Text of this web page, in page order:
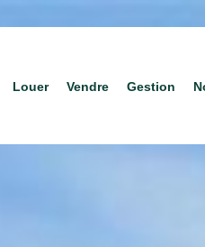
Louer Vendre Gestion